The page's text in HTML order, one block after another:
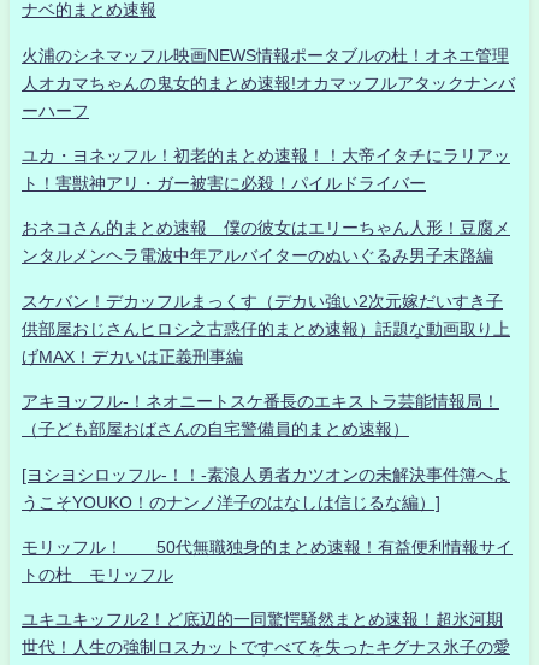
ナベ的まとめ速報
火浦のシネマッフル映画NEWS情報ポータブルの杜！オネエ管理
人オカマちゃんの鬼女的まとめ速報!オカマッフルアタックナンバ
ーハーフ
ユカ・ヨネッフル！初老的まとめ速報！！大帝イタチにラリアッ
ト！害獣神アリ・ガー被害に必殺！パイルドライバー
おネコさん的まとめ速報 僕の彼女はエリーちゃん人形！豆腐メ
ンタルメンヘラ電波中年アルバイターのぬいぐるみ男子末路編
スケバン！デカッフルまっくす（デカい強い2次元嫁だいすき子
供部屋おじさんヒロシ之古惑仔的まとめ速報）話題な動画取り上
げMAX！デカいは正義刑事編
アキヨッフル-！ネオニートスケ番長のエキストラ芸能情報局！
（子ども部屋おばさんの自宅警備員的まとめ速報）
[ヨシヨシロッフル-！！-素浪人勇者カツオンの未解決事件簿へよ
うこそYOUKO！のナンノ洋子のはなしは信じるな編）]
モリッフル！ 50代無職独身的まとめ速報！有益便利情報サイ
トの杜 モリッフル
ユキユキッフル2！ど底辺的一同驚愕騒然まとめ速報！超氷河期
世代！人生の強制ロスカットですべてを失ったキグナス氷子の愛